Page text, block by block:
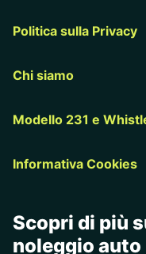
Politica sulla Privacy
Chi siamo
Modello 231 e
Informativa Cookies
Scopri di più
noleggio